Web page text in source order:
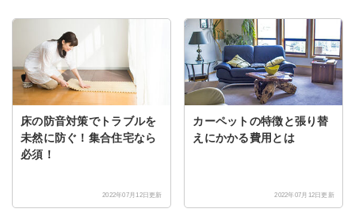
床の防音対策でトラブルを
未然に防ぐ！集合住宅なら
必須！
2022年07月12日更新
カーペットの特徴と張り替
えにかかる費用とは
2022年07月12日更新